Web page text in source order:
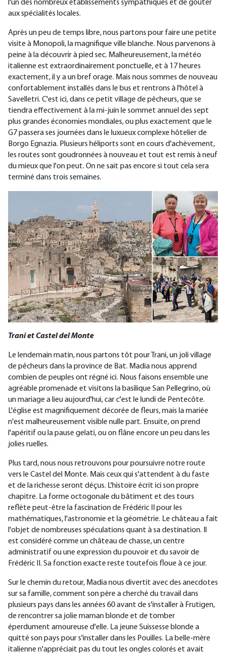
l'un des nombreux établissements sympathiques et de goûter
aux spécialités locales.
Après un peu de temps libre, nous partons pour faire une petite
visite à Monopoli, la magnifique ville blanche. Nous parvenons à
peine à la découvrir à pied sec. Malheureusement, la météo
italienne est extraordinairement ponctuelle, et à 17 heures
exactement, il y a un bref orage. Mais nous sommes de nouveau
confortablement installés dans le bus et rentrons à l'hôtel à
Savelletri. C'est ici, dans ce petit village de pêcheurs, que se
tiendra effectivement à la mi-juin le sommet annuel des sept
plus grandes économies mondiales, ou plus exactement que le
G7 passera ses journées dans le luxueux complexe hôtelier de
Borgo Egnazia. Plusieurs héliports sont en cours d'achèvement,
les routes sont goudronnées à nouveau et tout est remis à neuf
du mieux que l'on peut. On ne sait pas encore si tout cela sera
terminé dans trois semaines.
Trani et Castel del Monte
Le lendemain matin, nous partons tôt pour Trani, un joli village
de pêcheurs dans la province de Bat. Madia nous apprend
combien de peuples ont régné ici. Nous faisons ensemble une
agréable promenade et visitons la basilique San Pellegrino, où
un mariage a lieu aujourd'hui, car c'est le lundi de Pentecôte.
L'église est magnifiquement décorée de fleurs, mais la mariée
n'est malheureusement visible nulle part. Ensuite, on prend
l'apéritif ou la pause gelati, ou on flâne encore un peu dans les
jolies ruelles.
Plus tard, nous nous retrouvons pour poursuivre notre route
vers le Castel del Monte. Mais ceux qui s'attendent à du faste
et de la richesse seront déçus. L'histoire écrit ici son propre
chapitre. La forme octogonale du bâtiment et des tours
reflète peut-être la fascination de Frédéric II pour les
mathématiques, l'astronomie et la géométrie. Le château a fait
l'objet de nombreuses spéculations quant à sa destination. Il
est considéré comme un château de chasse, un centre
administratif ou une expression du pouvoir et du savoir de
Frédéric II. Sa fonction exacte reste toutefois floue à ce jour.
Sur le chemin du retour, Madia nous divertit avec des anecdotes
sur sa famille, comment son père a cherché du travail dans
plusieurs pays dans les années 60 avant de s'installer à Frutigen,
de rencontrer sa jolie maman blonde et de tomber
éperdument amoureuse d'elle. La jeune Suissesse blonde a
quitté son pays pour s'installer dans les Pouilles. La belle-mère
italienne n'appréciait pas du tout les ongles colorés et avait